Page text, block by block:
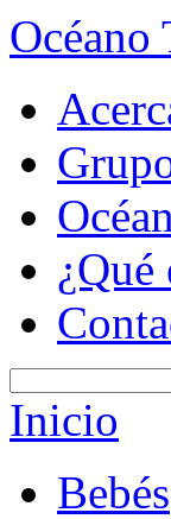
Océano
¿Qué
Inicio
Bebés